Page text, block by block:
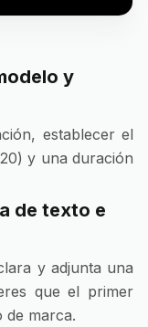
y
establecer el
y una duración
de texto e
y adjunta una
que el primer
de marca.